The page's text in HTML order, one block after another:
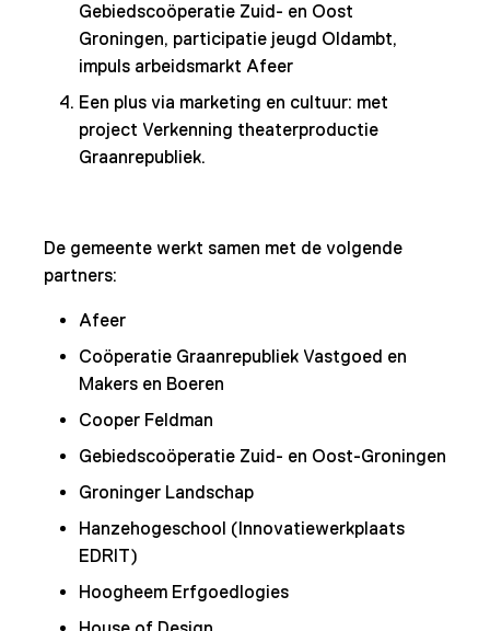
Gebiedscoöperatie Zuid- en Oost
Groningen, participatie jeugd Oldambt,
impuls arbeidsmarkt Afeer
Een plus via marketing en cultuur: met
project Verkenning theaterproductie
Graanrepubliek.
De gemeente werkt samen met de volgende
partners:
Afeer
Coöperatie Graanrepubliek Vastgoed en
Makers en Boeren
Cooper Feldman
Gebiedscoöperatie Zuid- en Oost-Groningen
Groninger Landschap
Hanzehogeschool (Innovatiewerkplaats
EDRIT)
Hoogheem Erfgoedlogies